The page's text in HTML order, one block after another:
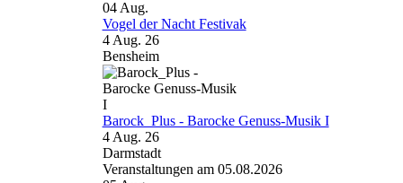
04 Aug.
Vogel der Nacht Festivak
4 Aug. 26
Bensheim
Barock_Plus - Barocke Genuss-Musik I
4 Aug. 26
Darmstadt
Veranstaltungen am 05.08.2026